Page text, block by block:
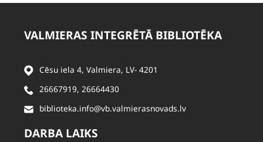
VALMIERAS INTEGRĒTĀ BIBLIOTĒKA
Cēsu iela 4, Valmiera, LV- 4201
26667919, 26664430
biblioteka.info@vb.valmierasnovads.lv
DARBA LAIKS